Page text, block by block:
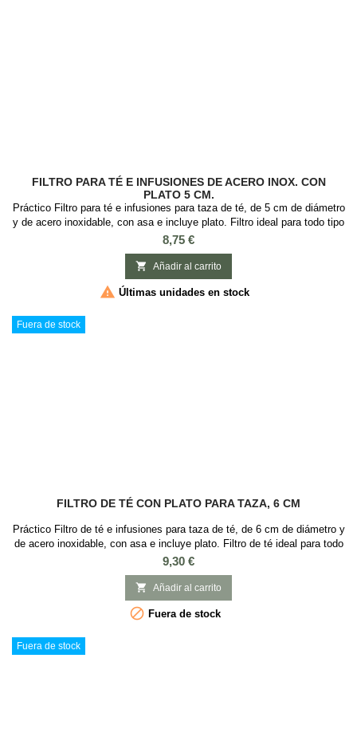
FILTRO PARA TÉ E INFUSIONES DE ACERO INOX. CON
PLATO 5 CM.
Práctico Filtro para té e infusiones para taza de té, de 5 cm de diámetro
y de acero inoxidable, con asa e incluye plato. Filtro ideal para todo tipo
de tazas. Es un utensilio básico para iniciarse en el mundo del té ya
que se puede usar con cualquier baso o taza para el té o infusión. Es
ideal para té e infusiones, que requieran que sus hojas o elementos...
Precio
8,75 €
 Añadir al carrito
 Últimas unidades en stock
Fuera de stock
FILTRO DE TÉ CON PLATO PARA TAZA, 6 CM
Práctico Filtro de té e infusiones para taza de té, de 6 cm de diámetro y
de acero inoxidable, con asa e incluye plato. Filtro de té ideal para todo
tipo de tazas. Es un utensilio básico para iniciarse en el mundo del té
ya que se puede usar con cualquier baso o taza para el té o infusión.
Es ideal para té e infusiones, que requieran que sus hojas o...
Precio
9,30 €
 Añadir al carrito
 Fuera de stock
Fuera de stock